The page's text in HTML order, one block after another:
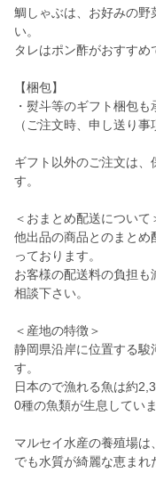
鯛しゃぶは、お好みの野
い。
タレはポン酢がおすすめ
【梱包】
・熨斗等のギフト梱包も
（ご注文時、申し送り事
ギフト以外のご注文は、
す。
＜おまとめ配送について
他出品の商品とのまとめ
っております。
お客様の配送料の負担
相談下さい。
＜産地の特徴＞
静岡県沿岸に位置する
す。
日本ので漁れる魚は約
0種の魚類が生息していま
マルセイ水産の養殖場は
でも水質が綺麗な恵まれ